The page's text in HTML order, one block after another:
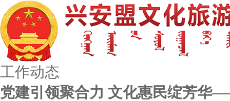
工作动态
党建引领聚合力 文化惠民绽芳华